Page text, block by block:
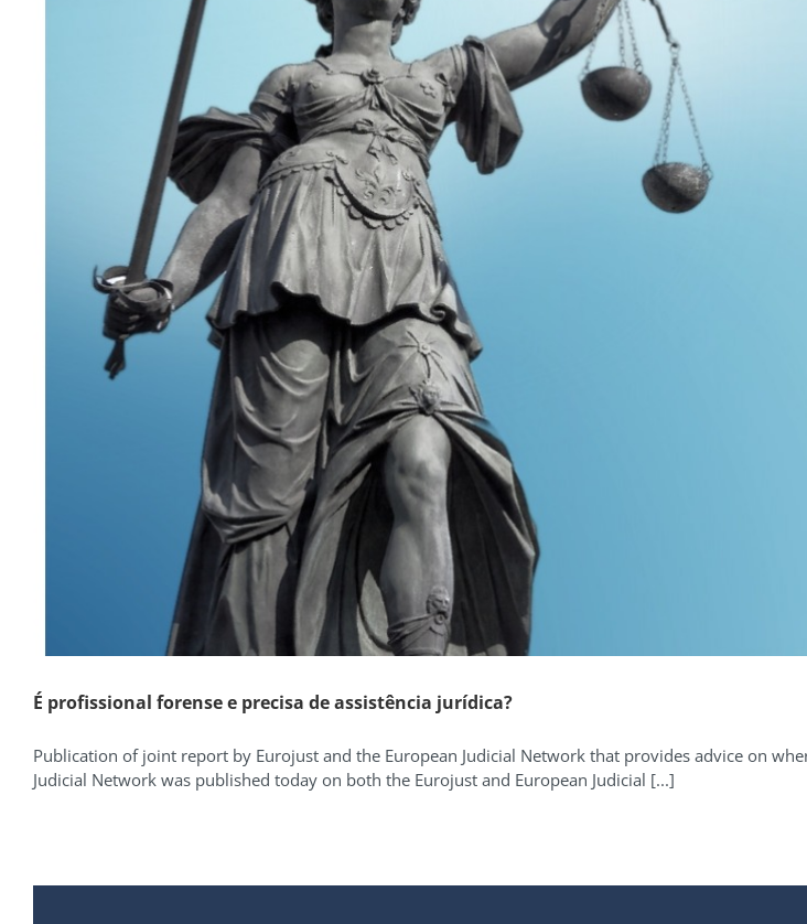
É profissional forense e precisa de assistência jurídica?
Publication of joint report by Eurojust and the European Judicial Network that provides advice on
Judicial Network was published today on both the Eurojust and European Judicial [...]